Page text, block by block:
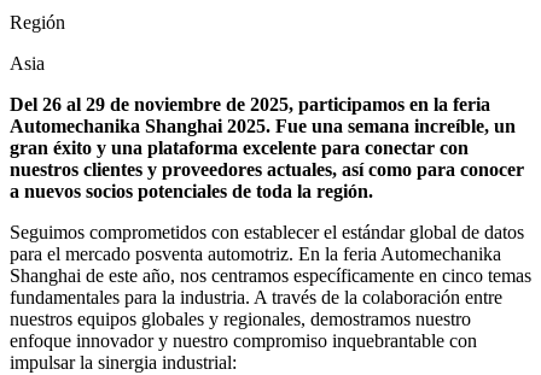
Región
Asia
Del 26 al 29 de noviembre de 2025, participamos en la feria
Automechanika Shanghai 2025. Fue una semana increíble, un
gran éxito y una plataforma excelente para conectar con
nuestros clientes y proveedores actuales, así como para conocer
a nuevos socios potenciales de toda la región.
Seguimos comprometidos con establecer el estándar global de datos
para el mercado posventa automotriz. En la feria Automechanika
Shanghai de este año, nos centramos específicamente en cinco temas
fundamentales para la industria. A través de la colaboración entre
nuestros equipos globales y regionales, demostramos nuestro
enfoque innovador y nuestro compromiso inquebrantable con
impulsar la sinergia industrial: